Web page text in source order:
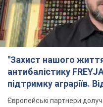
"Захист нашого
антибалістику
підтримку аграріїв.
Європейські партнери